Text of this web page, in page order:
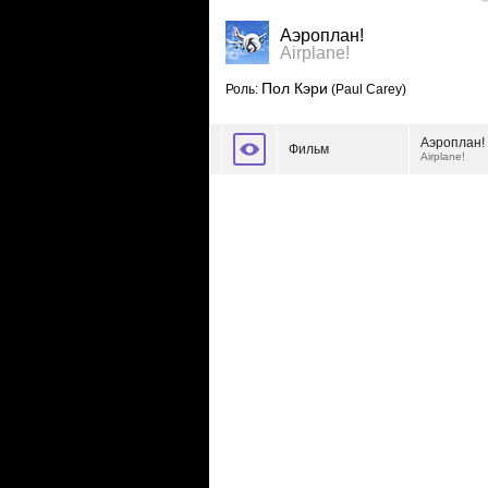
Аэроплан!
Airplane!
Роль: Пол Кэри (Paul Carey)
Фильм Аэроплан!
Airplane!